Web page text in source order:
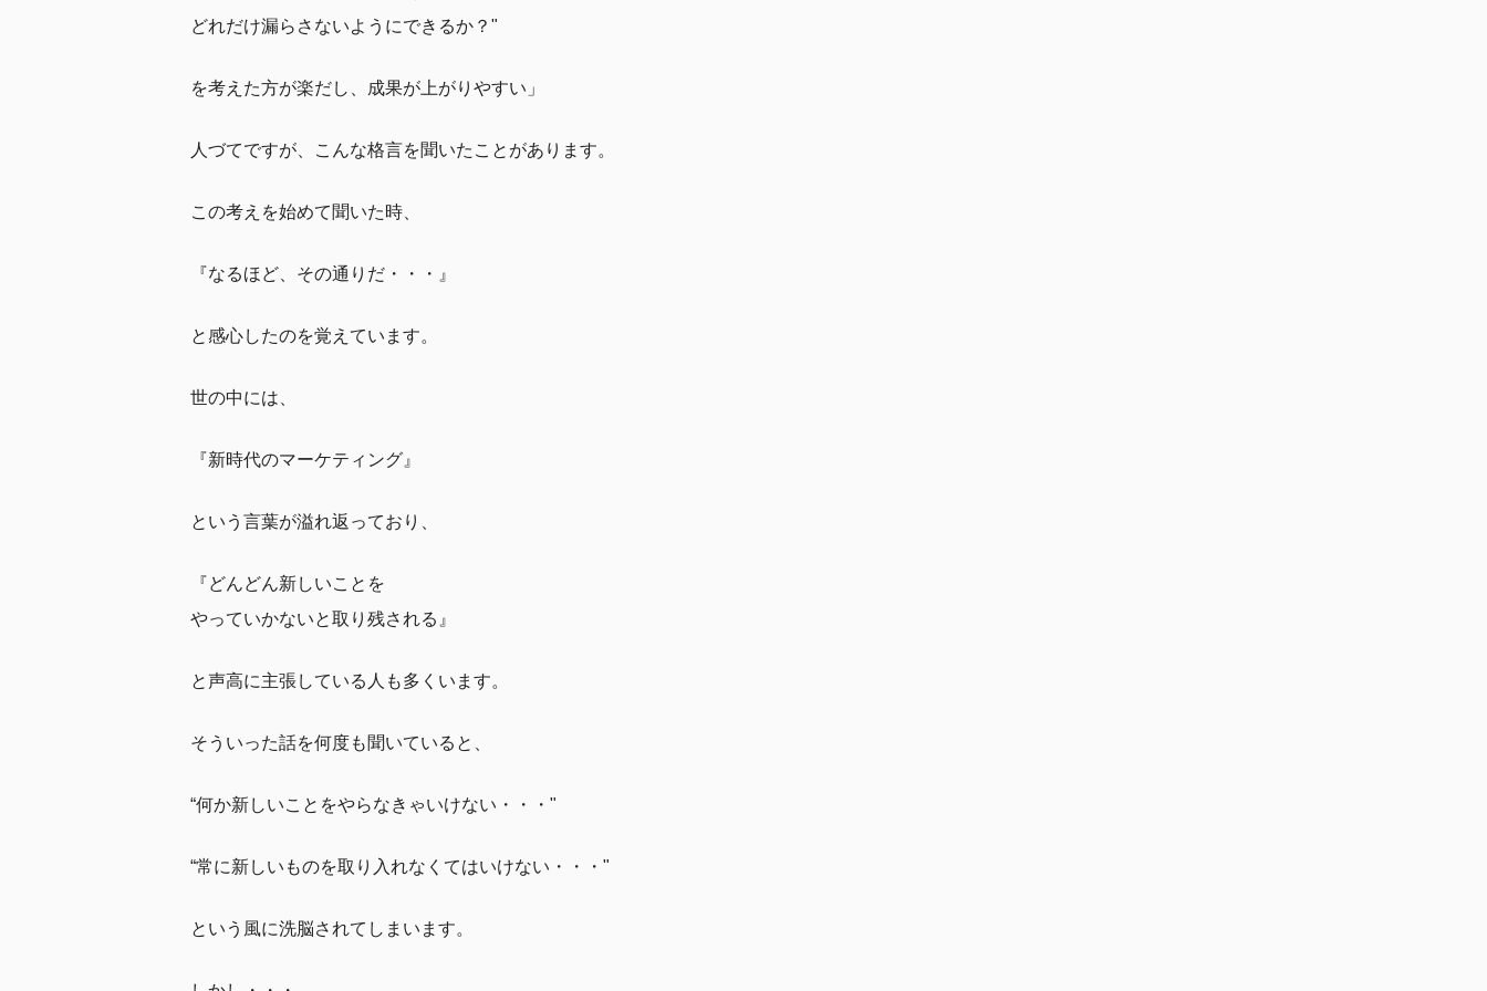
どれだけ漏らさないようにできるか？"
を考えた方が楽だし、成果が上がりやすい」
人づてですが、こんな格言を聞いたことがあります。
この考えを始めて聞いた時、
『なるほど、その通りだ・・・』
と感心したのを覚えています。
世の中には、
『新時代のマーケティング』
という言葉が溢れ返っており、
『どんどん新しいことを
やっていかないと取り残される』
と声高に主張している人も多くいます。
そういった話を何度も聞いていると、
“何か新しいことをやらなきゃいけない・・・"
“常に新しいものを取り入れなくてはいけない・・・"
という風に洗脳されてしまいます。